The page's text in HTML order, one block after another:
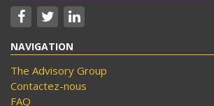
NAVIGATION
The Advisory Group
Contactez-nous
FAQ